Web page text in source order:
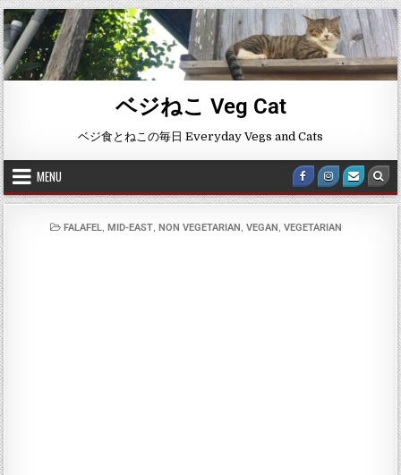
ベジねこ Veg Cat
ベジ食とねこの毎日 Everyday Vegs and Cats
MENU
FALAFEL MID-EAST NON VEGETARIAN VEGAN VEGETARIAN